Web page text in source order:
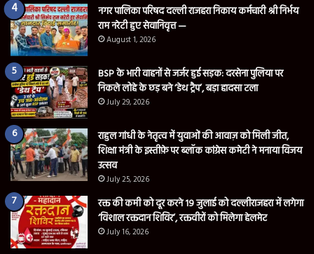
नगर पालिका परिषद दल्ली राजहरा निकाय कर्मचारी श्री निर्भय
राम नरेटी हुए सेवानिवृत्त —
August 1, 2026
BSP के भारी वाहनों से जर्जर हुई सड़क: दरसेना पुलिया पर
निकले लोहे के छड़ बने ‘डेथ ट्रैप’, बड़ा हादसा टला
July 29, 2026
राहुल गांधी के नेतृत्व में युवाओं की आवाज़ को मिली जीत,
शिक्षा मंत्री के इस्तीफ़े पर ब्लॉक कांग्रेस कमेटी ने मनाया विजय
उत्सव
July 25, 2026
रक्त की कमी को दूर करने 19 जुलाई को दल्लीराजहरा में लगेगा
‘विशाल रक्तदान शिविर’, रक्तवीरों को मिलेगा हेलमेट
July 16, 2026